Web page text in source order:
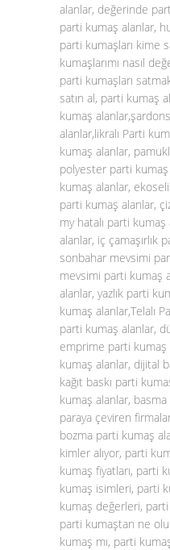
alanlar, değerinde
parti kumaş alanlar,
parti kumaşları kime
kumaşlarımı nasıl
parti kumaşları
satın al, parti kumaş
kumaş
alanlar,likralı Parti
kumaş alanlar,
polyester parti kumaş
kumaş alanlar,
parti kumaş alanlar,
my hatalı parti
alanlar, iç çamaşırlık
sonbahar mevsimi
mevsimi parti kumaş
alanlar, yazlık parti
kumaş alanlar,Telalı
parti kumaş alanlar,
emprime parti kumaş
kumaş alanlar, dijital
kağıt baskı parti
kumaş alanlar,
paraya çeviren
bozma parti kumaş
kimler alıyor, parti
kumaş fiyatları, parti
kumaş isimleri, parti
kumaş değerleri,
parti kumaştan ne
kumaş mı, parti